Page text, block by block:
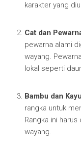
karakter yang
Cat dan
pewarna alami
wayang.
lokal seperti
Bambu dan Kayu
rangka untuk
Rangka ini
wayang.